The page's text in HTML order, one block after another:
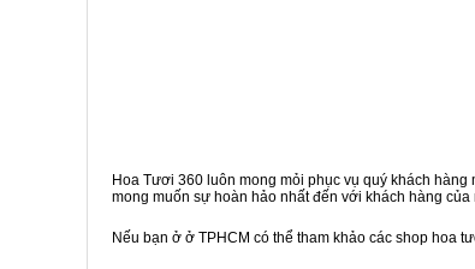
Hoa Tươi 360 luôn mong mỏi phục vụ quý khách
mong muốn sự hoàn hảo nhất đến với khách hàng của
Nếu bạn ở ở TPHCM có thể tham khảo các shop hoa